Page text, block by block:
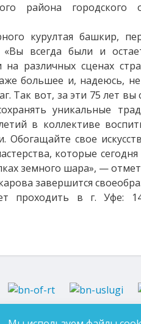
района городского
курултая башкир,
всегда были и
различных сценах
большее и, надеюсь,
Так вот, за эти 75 лет
уникальные
в коллективе
Обогащайте свое
которые
земного шара», —
завершится
проходить в г. Уфе: